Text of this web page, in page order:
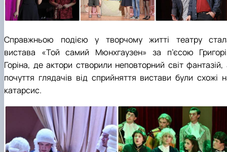
Справжньою подією у творчому житті театру
вистава «Той самий Мюнхгаузен» за п’єсою
Горіна, де актори створили неповторний світ фантазій,
почуття глядачів від сприйняття вистави були схожі
катарсис.